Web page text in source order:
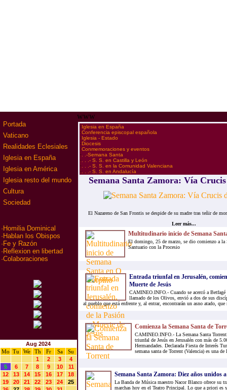
Portada
Vaticano
Realidades Eclesiales
Iglesia en España
Iglesia en América
Iglesia resto del mundo
Cultura
Sociedad
· Homilia Dominical
· Hablan los Obispos
· Fe y Razón
· Reflexion en libertad
·Colaboraciones
Aug 2024
Mo
Tu We Th Fr Sa
Su
1
2 3
4
5
6 7 8 9 10
11
12
13 14 15 16 17
18
19
20 21 22 23 24
25
www
·Iglesia en España
·Conferencia episcopal española
·Iglesia - Estado
·Diocesis
·Conmemoraciones y eventos
· . .-Semana Santa
· . . .- S. S. en Castilla y León
· . . .- S. S. en la Comunidad Valenciana
· . . .- S. S. en Andalucía
Semana Santa Zamora: Vía
El Nazareno de San Frontis se despide de su madre tras teñir de
Leer más...
Multitudinario inicio de Semana
El domingo, 25 de marzo, se dio comienzo a la
Santuario con la Procesio
Entrada triunfal en Jerusalén,
Muerte de Jesús
CAMINEO.INFO.- Cuando se acercó a
llamado de los Olivos, envió a dos de sus
al pueblo que está enfrente y, al entrar, encontrarán un asno atado,
Comienza la Semana Santa de
CAMINEO.INFO.- La Semana Santa
triunfal de Jesús en Jerusalén con más de
Hermandades. Declarada Fiesta de Interés
semana santa de Torrent (Valencia) es una de
Semana Santa Zamora: Diez años unidos
La Banda de Música maestro Nacor Blanco ofrece su
marchas hoy en el Teatro Principal. Lo que a priori es